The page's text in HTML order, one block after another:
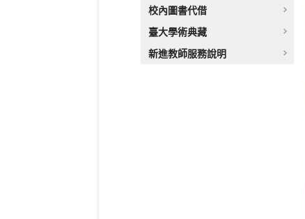
校內圖書代借
臺大學術典藏
新進教師服務說明